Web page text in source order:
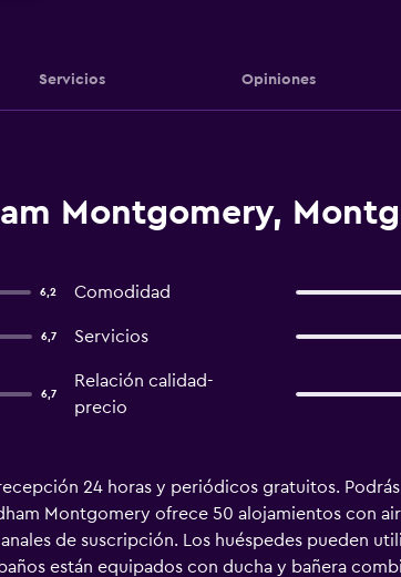
Servicios Opiniones
Montgomery,
6,2 Comodidad
6,7 Servicios
6,7
Relación calidad-
precio
24 horas y periódicos gratuitos.
Montgomery ofrece 50 alojamientos con
de suscripción. Los huéspedes pueden
están equipados con ducha y bañera